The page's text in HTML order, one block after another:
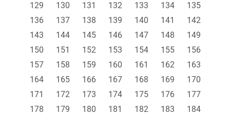
129
130 131 132 133 134
135
136
137 138 139 140 141
142
143
144 145 146 147 148
149
150
151 152 153 154 155
156
157
158 159 160 161 162
163
164
165 166 167 168 169
170
171
172 173 174 175 176
177
178
179 180 181 182 183
184